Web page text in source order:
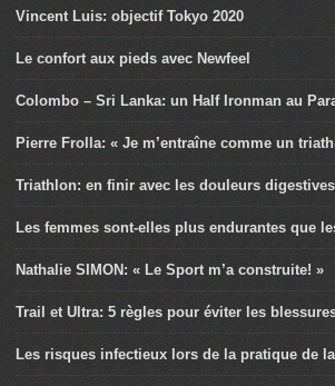
Vincent Luis: objectif Tokyo 2020
Le confort aux pieds avec Newfeel
Colombo – Sri Lanka: un Half Ironman au
Pierre Frolla: « Je m’entraîne comme un
Triathlon: en finir avec les douleurs digestives
Les femmes sont-elles plus endurantes que
Nathalie SIMON: « Le Sport m’a construite! »
Trail et Ultra: 5 règles pour éviter les
Les risques infectieux lors de la pratique de